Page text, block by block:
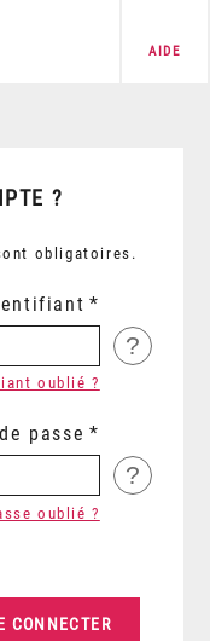
AIDE
?
obligatoires.
?
oublié ?
passe
?
oublié ?